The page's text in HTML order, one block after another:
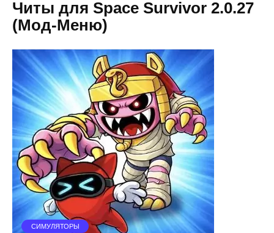
Читы для Space Survivor 2.0.27
(Мод-Меню)
СИМУЛЯТОРЫ